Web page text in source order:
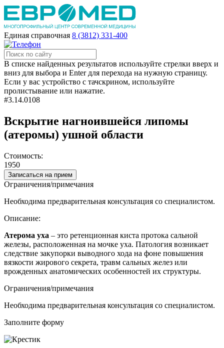
Единая справочная 8 (3812) 331-400
В списке найденных результатов используйте стрелки вверх и
вниз для выбора и Enter для перехода на нужную страницу.
Если у вас устройство с тачскрином, используйте
пролистывание или нажатие.
#3.14.0108
Вскрытие нагноившейся липомы
(атеромы) ушной области
Стоимость:
1950
Записаться на прием
Ограничения/примечания
Необходима предварительная консультация со специалистом.
Описание:
Атерома уха – это ретенционная киста протока сальной
железы, расположенная на мочке уха. Патология возникает
следствие закупорки выводного хода на фоне повышения
вязкости жирового секрета, травм сальных желез или
врожденных анатомических особенностей их структуры.
Ограничения/примечания
Необходима предварительная консультация со специалистом.
Заполните форму